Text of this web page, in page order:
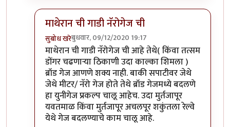
माथेरान ची गाडी नॅरोगेज ची
सुबोध खरेबुधवार, 09/12/2020 19:17
In reply toमाथेरानची आहेच.byकंजूस
माथेरान ची गाडी नॅरोगेज ची आहे तेथे( किंवा तत्सम
डोंगर चढणाऱ्या ठिकाणी उदा काल्का शिमला )
ब्रॉड गेज आणणे शक्य नाही. बाकी सपाटीवर जेथे
जेथे मीटर/ नॅरो गेज होते तेथे ब्रॉड गेजमध्ये बदलणे
हा युनीगेज प्रकल्प चालू आहेच. उदा मुर्तजापूर
यवतमाळ किंवा मुर्तजापूर अचलपूर शकुंतला रेल्वे
येथे गेज बदलण्याचे काम चालू आहे.